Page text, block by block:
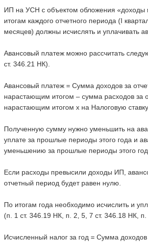
ИП на УСН с объектом обложения «доходы
итогам каждого отчетного периода (I
месяцев) должны исчислять и уплачивать
Авансовый платеж можно рассчитать
ст. 346.21 НК).
Авансовый платеж = Сумма доходов за
нарастающим итогом – сумма расходов за
нарастающим итогом х на Налоговую ставку.
Полученную сумму нужно уменьшить на
уплате за прошлые периоды этого года и
уменьшению за прошлые периоды этого
Если расходы превысили доходы ИП,
отчетный период будет равен нулю.
По итогам года необходимо исчислить и
(п. 1 ст. 346.19 НК, п. 2, 5, 7 ст. 346.18 НК, п.
Исчисленный налог за год = Сумма